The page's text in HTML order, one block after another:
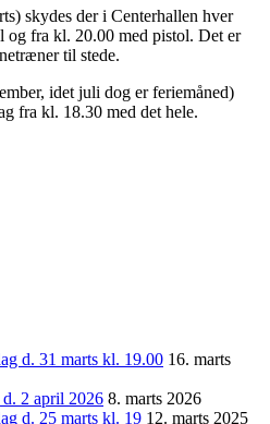
skydes der i Centerhallen hver
og fra kl. 20.00 med pistol. Det er
til stede.
idet juli dog er feriemåned)
fra kl. 18.30 med det hele.
d. 31 marts kl. 19.00 16. marts
d. 2 april 2026 8. marts 2026
d. 25 marts kl. 19 12. marts 2025